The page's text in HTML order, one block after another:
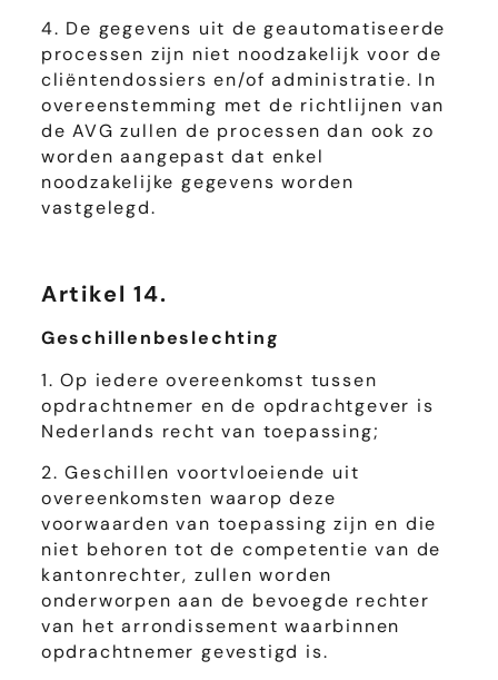
4. De gegevens uit de geautomatiseerde
processen zijn niet noodzakelijk voor de
cliëntendossiers en/of administratie. In
overeenstemming met de richtlijnen van
de AVG zullen de processen dan ook zo
worden aangepast dat enkel
noodzakelijke gegevens worden
vastgelegd.
Artikel 14.
Geschillenbeslechting
1. Op iedere overeenkomst tussen
opdrachtnemer en de opdrachtgever is
Nederlands recht van toepassing;
2. Geschillen voortvloeiende uit
overeenkomsten waarop deze
voorwaarden van toepassing zijn en die
niet behoren tot de competentie van de
kantonrechter, zullen worden
onderworpen aan de bevoegde rechter
van het arrondissement waarbinnen
opdrachtnemer gevestigd is.